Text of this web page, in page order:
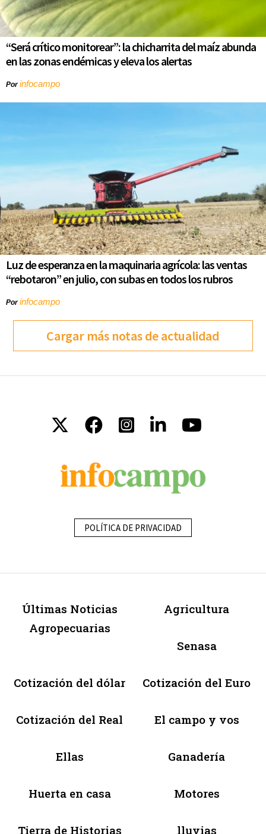
“Será crítico monitorear”: la chicharrita del maíz abunda
en las zonas endémicas y eleva los alertas
Porinfocampo
Luz de esperanza en la maquinaria agrícola: las ventas
“rebotaron” en julio, con subas en todos los rubros
Porinfocampo
Cargar más notas de actualidad
POLÍTICA DE PRIVACIDAD
Últimas Noticias
Agropecuarias
Agricultura
Senasa
Cotización del dólar Cotización del Euro
Cotización del Real El campo y vos
Ellas Ganadería
Huerta en casa Motores
Tierra de Historias lluvias